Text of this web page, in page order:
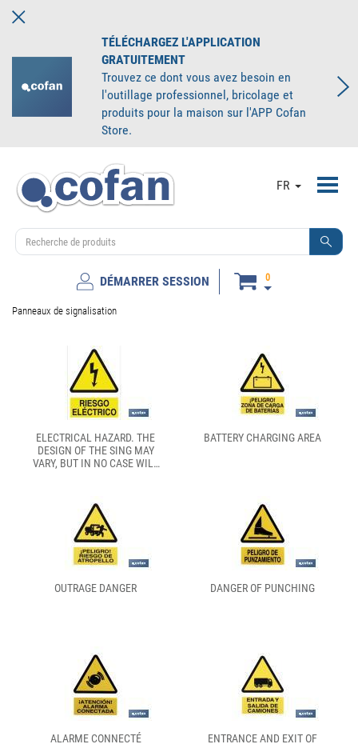
TÉLÉCHARGEZ L'APPLICATION
GRATUITEMENT
Trouvez ce dont vous avez besoin en
l'outillage professionnel, bricolage et
produits pour la maison sur l'APP Cofan
Store.
FR
DÉMARRER SESSION 0
Panneaux de signalisation
ELECTRICAL HAZARD. THE
DESIGN OF THE SING MAY
VARY, BUT IN NO CASE WILL
BATTERY CHARGING AREA
OUTRAGE DANGER DANGER OF PUNCHING
ALARME CONNECTÉ
ENTRANCE AND EXIT OF